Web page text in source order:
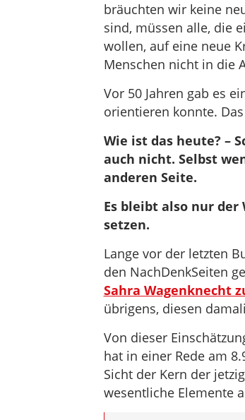
bräuchten wir keine
sind, müssen alle, die
wollen, auf eine neue
Menschen nicht in die
Vor 50 Jahren gab es
orientieren konnte.
Wie ist das heute? –
auch nicht. Selbst
anderen Seite.
Es bleibt also nur der
setzen.
Lange vor der letzten
den NachDenkSeiten
Sahra Wagenknecht
übrigens, diesen
Von dieser
hat in einer Rede am
Sicht der Kern der
wesentliche Elemente